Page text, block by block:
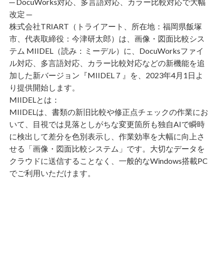
改定 ─
株式会社TRIART（トライアート、所在地：福岡県飯塚
市、代表取締役：今津研太郎）は、画像・図面比較シス
テム MIIDEL（読み：ミーデル）に、DocuWorksファイ
ル対応、多言語対応、カラー比較対応などの新機能を追
加した新バージョン『MIIDEL７』を、2023年4月1日よ
り提供開始します。
MIIDELとは：
MIIDELは、書類の新旧比較や修正点チェックの作業にお
いて、目視では見落としがちな変更箇所も独自AIで瞬時
に検出して差分を色別表示し、作業効率を大幅に向上さ
せる「画像・図面比較システム」です。大切なデータを
クラウドに送信することなく、一般的なWindows搭載PC
でご利用いただけます。